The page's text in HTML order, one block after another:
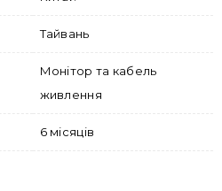
Тайвань
Монітор та кабель
живлення
6 місяців